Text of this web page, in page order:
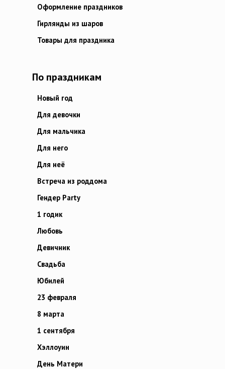
Оформление праздников
Гирлянды из шаров
Товары для праздника
По праздникам
Новый год
Для девочки
Для мальчика
Для него
Для неё
Встреча из роддома
Гендер Party
1 годик
Любовь
Девичник
Свадьба
Юбилей
23 февраля
8 марта
1 сентября
Хэллоуин
День Матери